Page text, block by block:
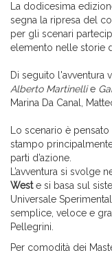
La dodicesima
segna la ripresa del
per gli scenari
elemento nelle storie
Di seguito l'avventura
Alberto Martinellie
Marina Da Canal,
Lo scenario è
stampo
parti d’azione.
L’avventura si svolge
Weste si basa sul
Universale
semplice, veloce e
Pellegrini.
Per comodità dei